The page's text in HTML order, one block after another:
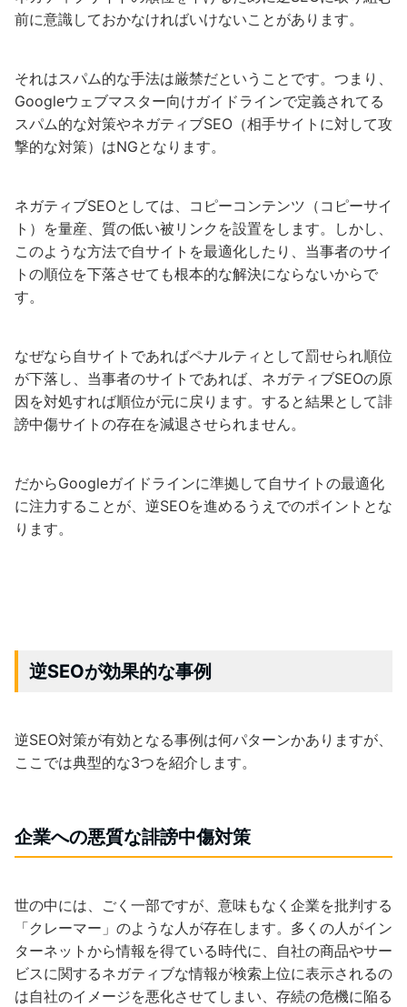
前に意識しておかなければいけないことがあります。
それはスパム的な手法は厳禁だということです。つまり、
Googleウェブマスター向けガイドラインで定義されてる
スパム的な対策やネガティブSEO（相手サイトに対して攻
撃的な対策）はNGとなります。
ネガティブSEOとしては、コピーコンテンツ（コピーサイ
ト）を量産、質の低い被リンクを設置をします。しかし、
このような方法で自サイトを最適化したり、当事者のサイ
トの順位を下落させても根本的な解決にならないからで
す。
なぜなら自サイトであればペナルティとして罰せられ順位
が下落し、当事者のサイトであれば、ネガティブSEOの原
因を対処すれば順位が元に戻ります。すると結果として誹
謗中傷サイトの存在を減退させられません。
だからGoogleガイドラインに準拠して自サイトの最適化
に注力することが、逆SEOを進めるうえでのポイントとな
ります。
逆SEOが効果的な事例
逆SEO対策が有効となる事例は何パターンかありますが、
ここでは典型的な3つを紹介します。
企業への悪質な誹謗中傷対策
世の中には、ごく一部ですが、意味もなく企業を批判する
「クレーマー」のような人が存在します。多くの人がイン
ターネットから情報を得ている時代に、自社の商品やサー
ビスに関するネガティブな情報が検索上位に表示されるの
は自社のイメージを悪化させてしまい、存続の危機に陥る